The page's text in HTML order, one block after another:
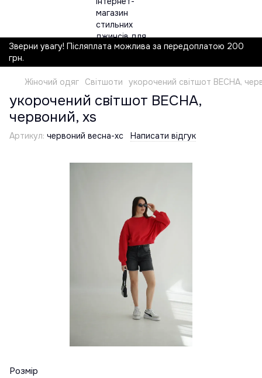
Зверни увагу! Післяплата можлива за передоплатою 200
грн.
Жіночий одяг Світшоти укорочений світшот ВЕСНА,
укорочений світшот ВЕСНА,
червоний, xs
Артикул: червоний весна-хс Написати відгук
Розмір